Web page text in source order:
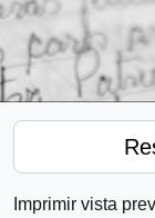
Imprimir vista